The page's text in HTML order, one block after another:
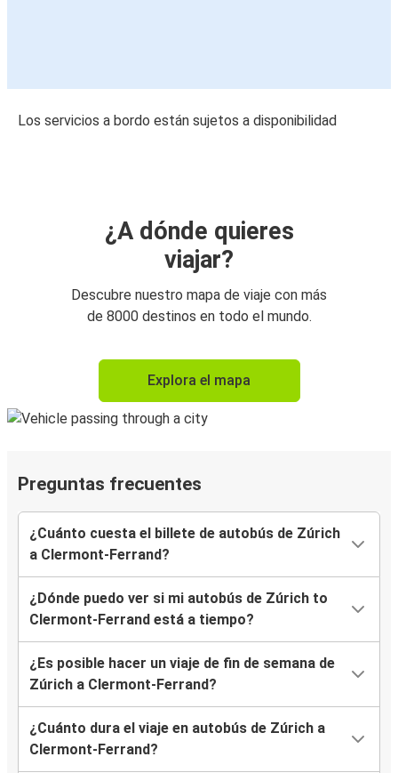
Los servicios a bordo están sujetos a disponibilidad
¿A dónde quieres
viajar?
Descubre nuestro mapa de viaje con más
de 8000 destinos en todo el mundo.
Explora el mapa
Preguntas frecuentes
¿Cuánto cuesta el billete de autobús de Zúrich
a Clermont-Ferrand?
¿Dónde puedo ver si mi autobús de Zúrich to
Clermont-Ferrand está a tiempo?
¿Es posible hacer un viaje de fin de semana de
Zúrich a Clermont-Ferrand?
¿Cuánto dura el viaje en autobús de Zúrich a
Clermont-Ferrand?